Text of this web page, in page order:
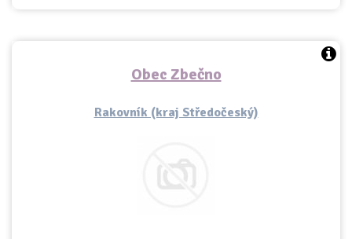
Obec Zbečno
Rakovník (kraj Středočeský)